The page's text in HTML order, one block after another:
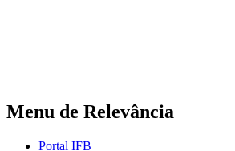
Menu de Relevância
Portal IFB